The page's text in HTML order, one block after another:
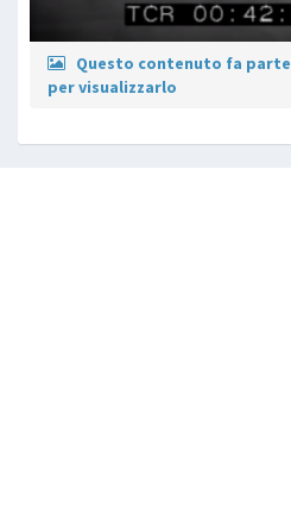
Questo contenuto fa parte
per visualizzarlo